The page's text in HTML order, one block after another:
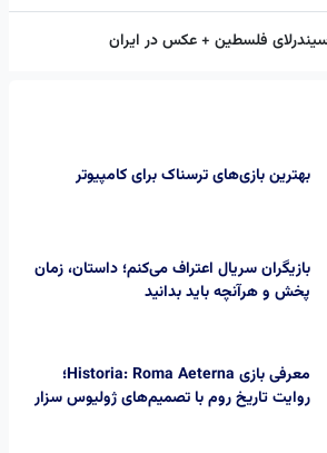
فلسطین + عکس در ایران
بهترین بازی‌های ترسناک برای کامپیوتر
بازیگران سریال اعتراف می‌کنم؛ داستان، زمان
پخش و هرآنچه باید بدانید
معرفی بازی Historia: Roma Aeterna؛
روایت تاریخ روم با تصمیم‌های ژولیوس سزار